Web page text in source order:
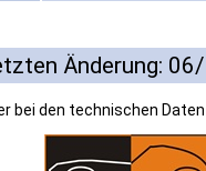
Änderung:
bei den technischen